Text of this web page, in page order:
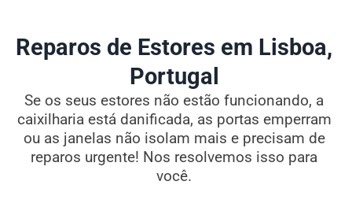
Reparos de Estores em Lisboa,
Portugal
Se os seus estores não estão funcionando, a
caixilharia está danificada, as portas emperram
ou as janelas não isolam mais e precisam de
reparos urgente! Nos resolvemos isso para
você.